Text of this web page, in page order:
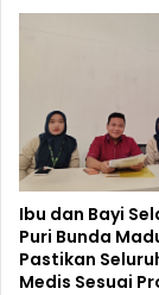
Ibu dan Bayi
Puri Bunda
Pastikan
Medis Sesuai